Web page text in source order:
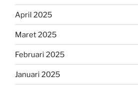
April 2025
Maret 2025
Februari 2025
Januari 2025